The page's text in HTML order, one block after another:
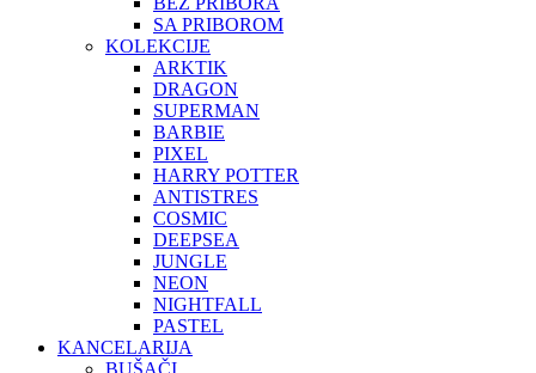
SA PRIBOROM
KOLEKCIJE
ARKTIK
DRAGON
SUPERMAN
BARBIE
PIXEL
HARRY POTTER
ANTISTRES
COSMIC
DEEPSEA
JUNGLE
NEON
NIGHTFALL
PASTEL
KANCELARIJA